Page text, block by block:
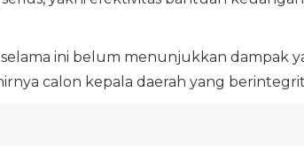
ini belum menunjukkan dampak
calon kepala daerah yang